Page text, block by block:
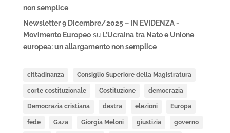
non semplice
Newsletter 9 Dicembre/2025 – IN EVIDENZA -
Movimento Europeosu L’Ucraina tra Nato e Unione
europea: un allargamento non semplice
cittadinanza Consiglio Superiore della Magistratura
corte costituzionale Costituzione democrazia
Democrazia cristiana destra elezioni Europa
fede Gaza Giorgia Meloni giustizia governo